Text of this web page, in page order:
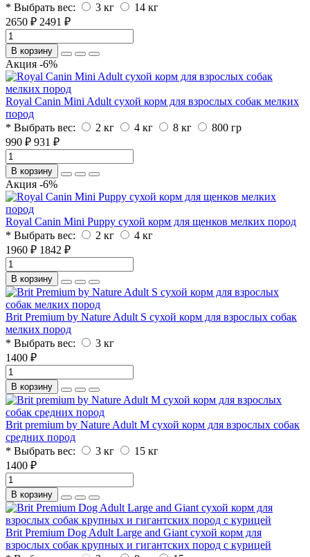
* Выбрать вес:
3 кг
14 кг
2650 ₽ 2491 ₽
В корзину
Акция -6%
Royal Canin Mini Adult сухой корм для взрослых собак мелких
пород
* Выбрать вес:
2 кг 4 кг 8 кг
800 гр
990 ₽ 931 ₽
В корзину
Акция -6%
Royal Canin Mini Puppy сухой корм для щенков мелких пород
* Выбрать вес:
2 кг
4 кг
1960 ₽ 1842 ₽
В корзину
Brit Premium by Nature Adult S сухой корм для взрослых собак
мелких пород
* Выбрать вес:
3 кг
1400 ₽
В корзину
Brit premium by Nature Adult М сухой корм для взрослых собак
средних пород
* Выбрать вес:
3 кг
15 кг
1400 ₽
В корзину
Brit Premium Dog Adult Large and Giant сухой корм для
взрослых собак крупных и гигантских пород с курицей